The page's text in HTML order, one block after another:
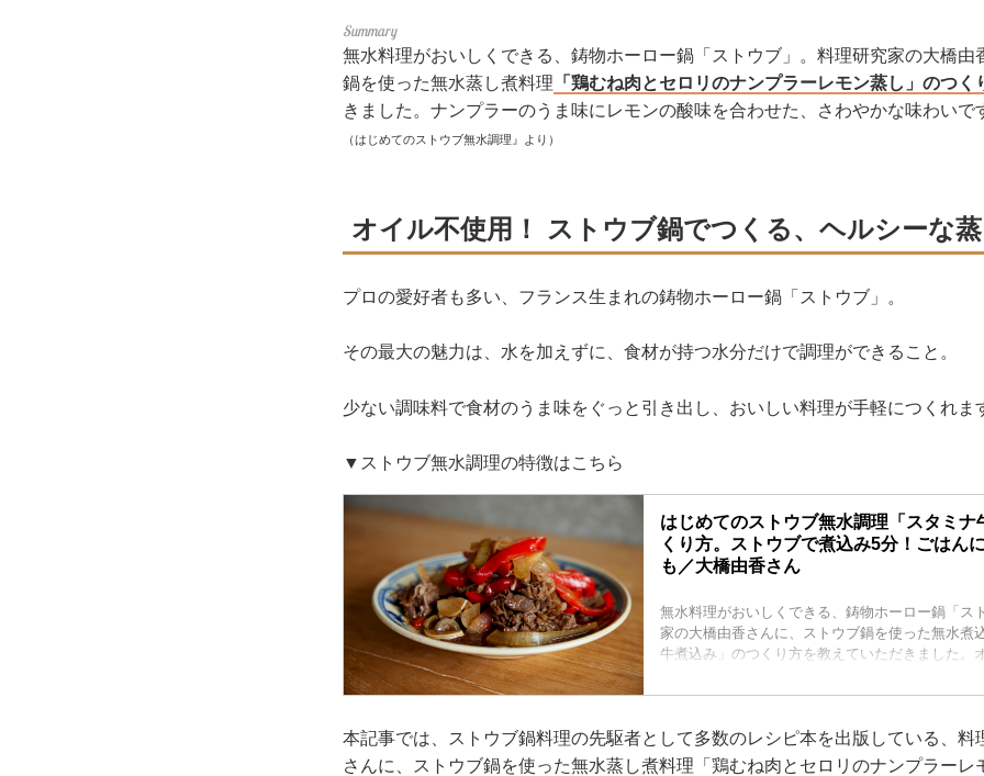
無水料理がおいしくできる、鋳物ホーロー鍋「ストウブ」。料理研究家の大橋由
鍋を使った無水蒸し煮料理 「鶏むね肉とセロリのナンプラーレモン蒸し」のつく
きました。ナンプラーのうま味にレモンの酸味を合わせた、さわやかな味わいで
（はじめてのストウブ無水調理』より）
オイル不使用！ ストウブ鍋でつくる、ヘルシーな
プロの愛好者も多い、フランス生まれの鋳物ホーロー鍋「ストウブ」。
その最大の魅力は、水を加えずに、食材が持つ水分だけで調理ができること。
少ない調味料で食材のうま味をぐっと引き出し、おいしい料理が手軽につくれま
▼ストウブ無水調理の特徴はこちら
はじめてのストウブ無水調理「スタミナ
くり方。ストウブで煮込み5分！ごはん
も／大橋由香さん
無水料理がおいしくできる、鋳物ホーロー鍋「ス
家の大橋由香さんに、ストウブ鍋を使った無水煮
牛煮込み」のつくり方を教えていただきました。
ウブ無水調理』より）
本記事では、ストウブ鍋料理の先駆者として多数のレシピ本を出版している、料
さんに、ストウブ鍋を使った無水蒸し煮料理「鶏むね肉とセロリのナンプラーレ